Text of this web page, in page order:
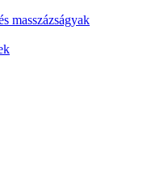
masszázságyak